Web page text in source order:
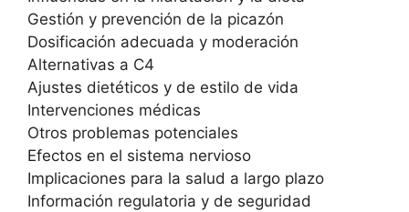
Gestión y prevención de la picazón
Dosificación adecuada y moderación
Alternativas a C4
Ajustes dietéticos y de estilo de vida
Intervenciones médicas
Otros problemas potenciales
Efectos en el sistema nervioso
Implicaciones para la salud a largo plazo
Información regulatoria y de seguridad